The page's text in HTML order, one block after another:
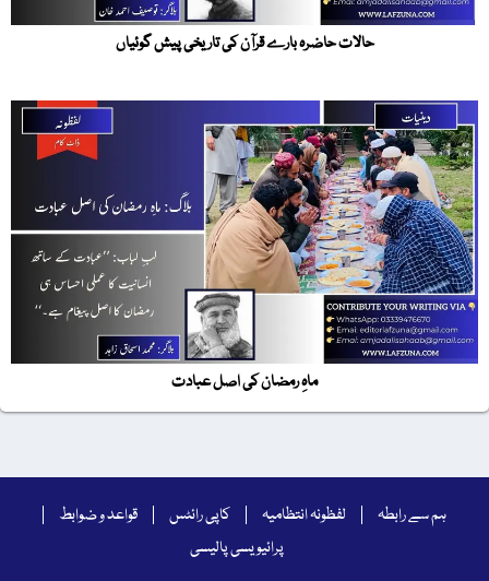
حالات حاضرہ بارے قرآن کی تاریخی پیش گوئیاں
ماہِ رمضان کی اصل عبادت
ہم سے رابطہ لفظونہ انتظامیہ کاپی رائٹس
قواعد و ضوابط
پرائیویسی پالیسی